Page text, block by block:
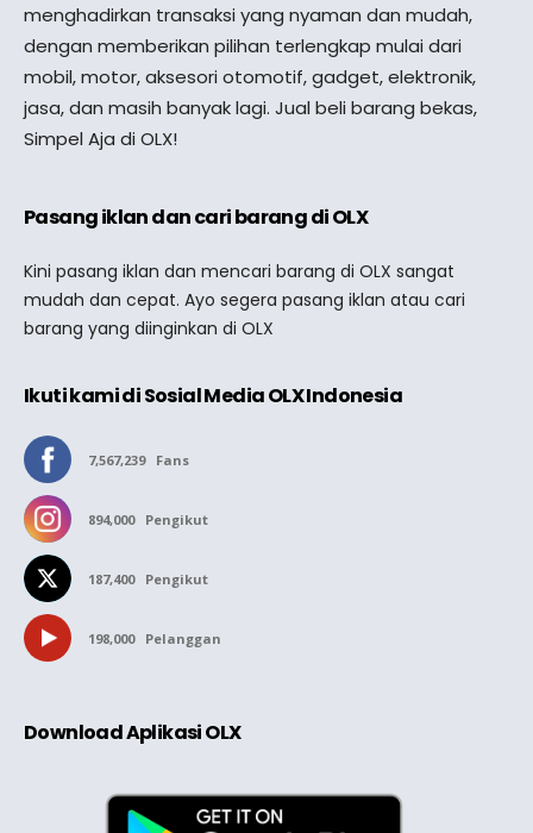
menghadirkan transaksi yang nyaman dan mudah,
dengan memberikan pilihan terlengkap mulai dari
mobil, motor, aksesori otomotif, gadget, elektronik,
jasa, dan masih banyak lagi. Jual beli barang bekas,
Simpel Aja di OLX!
Pasang iklan dan cari barang di OLX
Kini pasang iklan dan mencari barang di OLX sangat
mudah dan cepat. Ayo segera pasang iklan atau cari
barang yang diinginkan di OLX
Ikuti kami di Sosial Media OLX Indonesia
7,567,239 Fans
894,000 Pengikut
187,400 Pengikut
198,000 Pelanggan
Download Aplikasi OLX